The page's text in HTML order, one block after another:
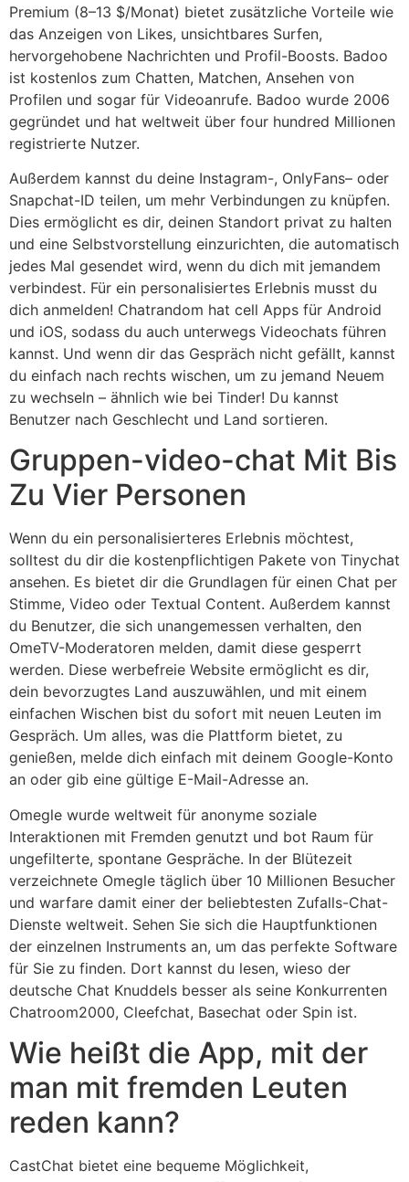
Premium (8–13 $/Monat) bietet zusätzliche Vorteile wie
das Anzeigen von Likes, unsichtbares Surfen,
hervorgehobene Nachrichten und Profil-Boosts. Badoo
ist kostenlos zum Chatten, Matchen, Ansehen von
Profilen und sogar für Videoanrufe. Badoo wurde 2006
gegründet und hat weltweit über four hundred Millionen
registrierte Nutzer.
Außerdem kannst du deine Instagram-, OnlyFans– oder
Snapchat-ID teilen, um mehr Verbindungen zu knüpfen.
Dies ermöglicht es dir, deinen Standort privat zu halten
und eine Selbstvorstellung einzurichten, die automatisch
jedes Mal gesendet wird, wenn du dich mit jemandem
verbindest. Für ein personalisiertes Erlebnis musst du
dich anmelden! Chatrandom hat cell Apps für Android
und iOS, sodass du auch unterwegs Videochats führen
kannst. Und wenn dir das Gespräch nicht gefällt, kannst
du einfach nach rechts wischen, um zu jemand Neuem
zu wechseln – ähnlich wie bei Tinder! Du kannst
Benutzer nach Geschlecht und Land sortieren.
Gruppen-video-chat Mit Bis
Zu Vier Personen
Wenn du ein personalisierteres Erlebnis möchtest,
solltest du dir die kostenpflichtigen Pakete von Tinychat
ansehen. Es bietet dir die Grundlagen für einen Chat per
Stimme, Video oder Textual Content. Außerdem kannst
du Benutzer, die sich unangemessen verhalten, den
OmeTV-Moderatoren melden, damit diese gesperrt
werden. Diese werbefreie Website ermöglicht es dir,
dein bevorzugtes Land auszuwählen, und mit einem
einfachen Wischen bist du sofort mit neuen Leuten im
Gespräch. Um alles, was die Plattform bietet, zu
genießen, melde dich einfach mit deinem Google-Konto
an oder gib eine gültige E-Mail-Adresse an.
Omegle wurde weltweit für anonyme soziale
Interaktionen mit Fremden genutzt und bot Raum für
ungefilterte, spontane Gespräche. In der Blütezeit
verzeichnete Omegle täglich über 10 Millionen Besucher
und warfare damit einer der beliebtesten Zufalls-Chat-
Dienste weltweit. Sehen Sie sich die Hauptfunktionen
der einzelnen Instruments an, um das perfekte Software
für Sie zu finden. Dort kannst du lesen, wieso der
deutsche Chat Knuddels besser als seine Konkurrenten
Chatroom2000, Cleefchat, Basechat oder Spin ist.
Wie heißt die App, mit der
man mit fremden Leuten
reden kann?
CastChat bietet eine bequeme Möglichkeit,